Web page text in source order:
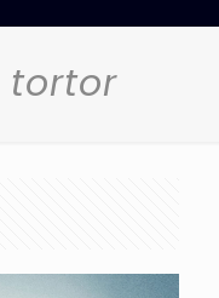
tortor